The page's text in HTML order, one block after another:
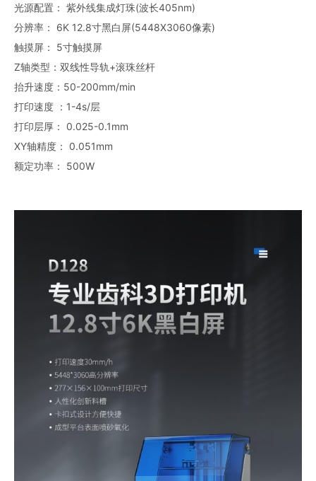
光源配置： 紫外线集成灯珠(波长405nm)
分辨率： 6K 12.8寸黑白屏(5448X3060像素)
触摸屏： 5寸触摸屏
Z轴类型：双线性导轨+滚珠丝杆
抬升速度：50-200mm/min
打印速度 ：1-4s/层
打印层厚： 0.025-0.1mm
XY轴精度： 0.051mm
额定功率： 500W